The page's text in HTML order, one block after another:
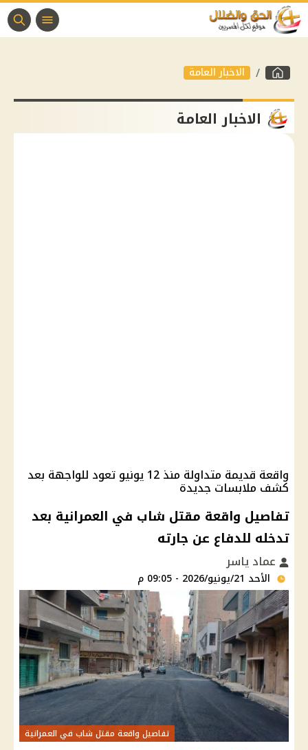
الاخبار العامة
الاخبار العامة
واقعة قديمة متداولة منذ 12 يونيو تعود للواجهة بعد
كشف ملابسات جديدة
تفاصيل واقعة مقتل شاب في العمرانية بعد
تدخله للدفاع عن جارته
عماد ياسر
الأحد 21/يونيو/2026 - 09:05 م
تفاصيل واقعة مقتل شاب في العمرانية